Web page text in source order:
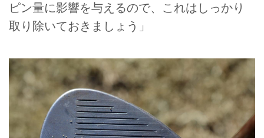
ピン量に影響を与えるので、これはしっかり
取り除いておきましょう」